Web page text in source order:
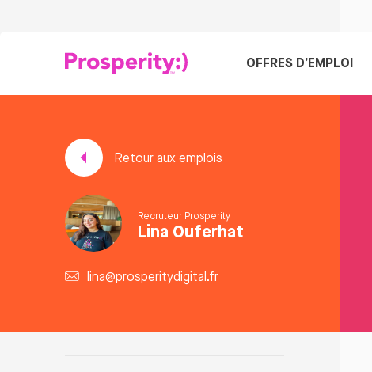
OFFRES D’EMPLOI
Retour aux emplois
Recruteur Prosperity
Lina Ouferhat
lina@prosperitydigital.fr